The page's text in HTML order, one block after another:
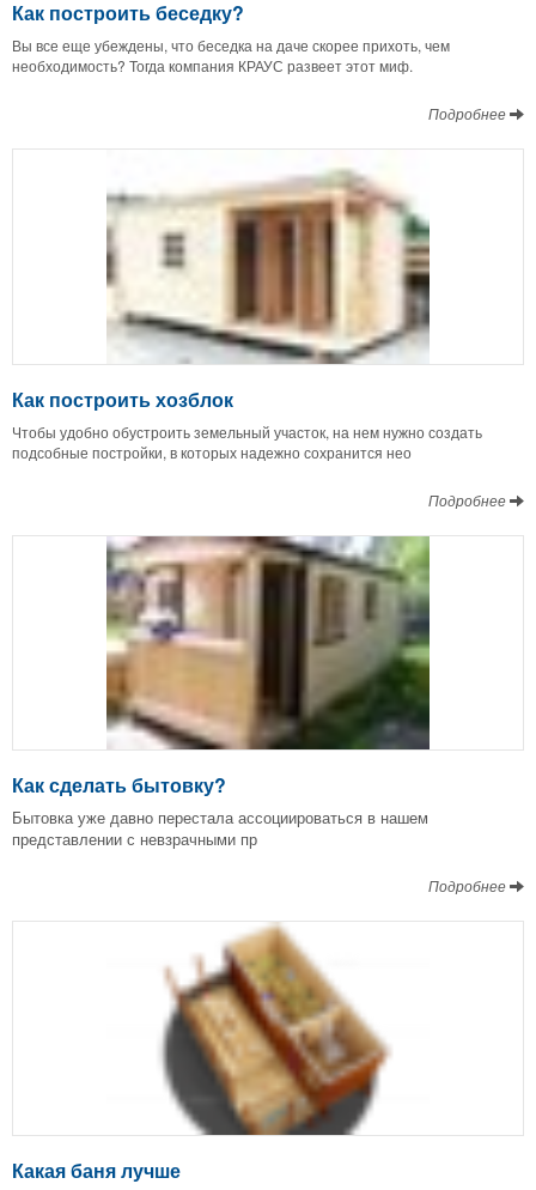
Как построить беседку?
Вы все еще убеждены, что беседка на даче скорее прихоть, чем
необходимость? Тогда компания КРАУС развеет этот миф.
Подробнее
Как построить хозблок
Чтобы удобно обустроить земельный участок, на нем нужно создать
подсобные постройки, в которых надежно сохранится нео
Подробнее
Как сделать бытовку?
Бытовка уже давно перестала ассоциироваться в нашем
представлении с невзрачными пр
Подробнее
Какая баня лучше